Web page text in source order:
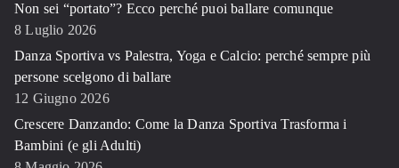
Non sei “portato”? Ecco perché puoi ballare comunque
8 Luglio 2026
Danza Sportiva vs Palestra, Yoga e Calcio: perché sempre più
persone scelgono di ballare
12 Giugno 2026
Crescere Danzando: Come la Danza Sportiva Trasforma i
Bambini (e gli Adulti)